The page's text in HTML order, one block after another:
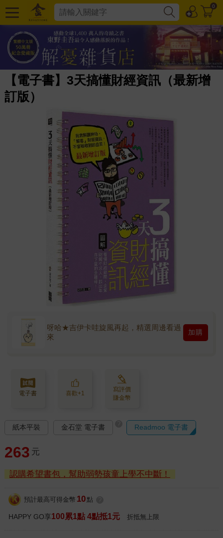
0
【電子書】3天搞懂財經資訊（最新增
訂版）
呀哈★吉伊卡哇旋風再起，精選周邊看過
來
加購
電子書 喜歡+1
寫評價
賺金幣
紙本平裝 金石堂 電子書 Readmoo 電子書
263 元
認購希望書包，幫助弱勢孩童上學不中斷！
預計最高可得金幣 10 點
HAPPY GO享100累1點 4點抵1元 折抵無上限